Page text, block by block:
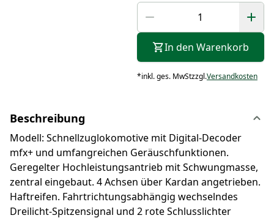
In den Warenkorb
*inkl. ges. MwStzzgl.Versandkosten
Beschreibung
Modell: Schnellzuglokomotive mit Digital-Decoder
mfx+ und umfangreichen Geräuschfunktionen.
Geregelter Hochleistungsantrieb mit Schwungmasse,
zentral eingebaut. 4 Achsen über Kardan angetrieben.
Haftreifen. Fahrtrichtungsabhängig wechselndes
Dreilicht-Spitzensignal und 2 rote Schlusslichter